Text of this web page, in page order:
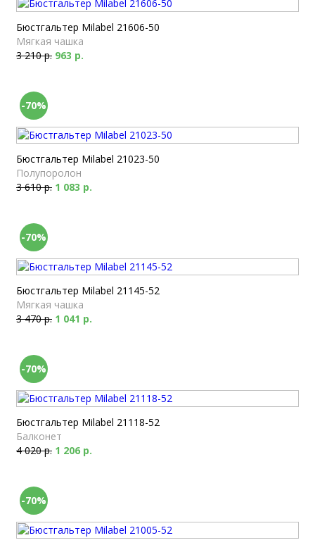
Бюстгальтер Milabel 21606-50
Мягкая чашка
3 210 р. 963 р.
-70%
Бюстгальтер Milabel 21023-50
Полупоролон
3 610 р. 1 083 р.
-70%
Бюстгальтер Milabel 21145-52
Мягкая чашка
3 470 р. 1 041 р.
-70%
Бюстгальтер Milabel 21118-52
Балконет
4 020 р. 1 206 р.
-70%